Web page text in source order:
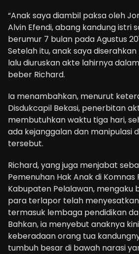
“Anak saya diambil paksa oleh
Alvin Efendi, abang kandung istri
berumur 7 bulan pada Agustus
Setelah itu, anak saya
lalu diuruskan akte lahirnya
beber Richard.
Ia menambahkan, menurut
Disdukcapil Bekasi, penerbitan
membutuhkan waktu tiga hari,
ada kejanggalan dan manipulasi
tersebut.
Richard, yang juga menjabat
Pemenuhan Hak Anak di
Kabupaten Pelalawan, mengaku
para terlapor telah
termasuk lembaga pendidikan
Bahkan, ia menyebut anaknya
keberadaan orang tua
tumbuh besar di bawah narasi